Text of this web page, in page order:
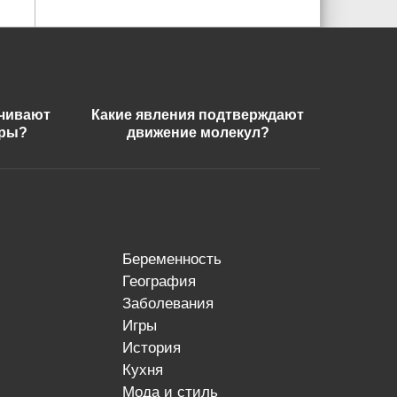
Какие явления подтверждают
движение молекул?
беременность
география
заболевания
игры
история
кухня
мода и стиль